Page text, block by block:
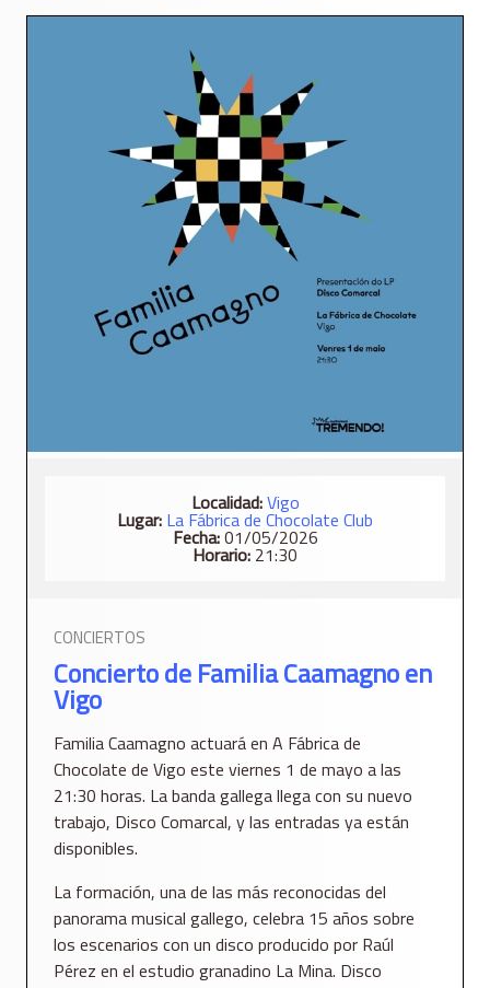
Localidad:Vigo
Lugar: La Fábrica de Chocolate Club
Fecha:01/05/2026
Horario: 21:30
CONCIERTOS
Concierto de Familia Caamagno en
Vigo
Familia Caamagno actuará en A Fábrica de
Chocolate de Vigo este viernes 1 de mayo a las
21:30 horas. La banda gallega llega con su nuevo
trabajo, Disco Comarcal, y las entradas ya están
disponibles.
La formación, una de las más reconocidas del
panorama musical gallego, celebra 15 años sobre
los escenarios con un disco producido por Raúl
Pérez en el estudio granadino La Mina. Disco